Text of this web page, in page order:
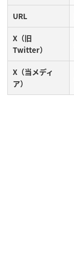
URL
X（旧
Twitter）
X（当メディ
ア）